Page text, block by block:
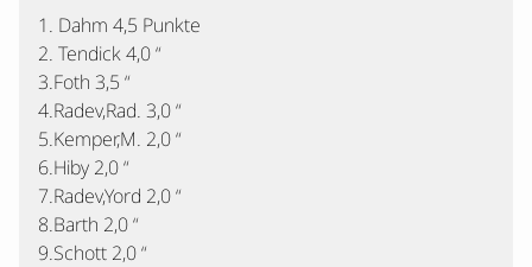
Termine
Verschiedenes
Kontakt
1. Dahm 4,5 Punkte
2. Tendick 4,0 “
3.Foth 3,5 “
4.Radev,Rad. 3,0 “
5.Kemper,M. 2,0 “
6.Hiby 2,0 “
7.Radev,Yord 2,0 “
8.Barth 2,0 “
9.Schott 2,0 “